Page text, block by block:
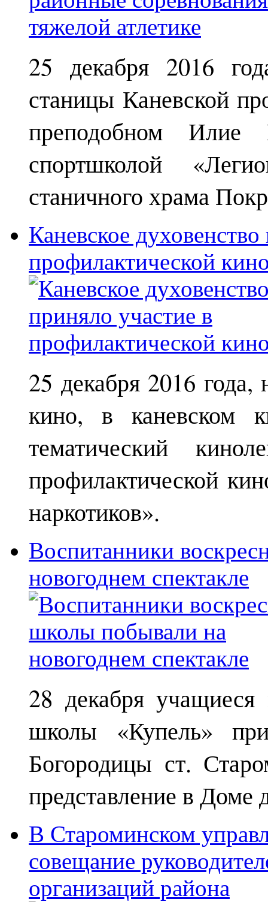
25 декабря 2016
станицы Каневской
преподобном Илие
спортшколой
станичного храма
Каневское
профилактической
25 декабря 2016
кино, в каневском
тематический
профилактической
наркотиков».
Воспитанники
новогоднем спектакле
28 декабря
школы «Купель»
Богородицы ст.
представление в Доме
В Староминском
совещание
организаций района